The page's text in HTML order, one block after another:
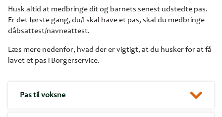
Husk altid at medbringe dit og barnets senest udstedte pas.
Er det første gang, du/I skal have et pas, skal du medbringe
dåbsattest/navneattest.
Læs mere nedenfor, hvad der er vigtigt, at du husker for at få
lavet et pas i Borgerservice.
Pas til voksne